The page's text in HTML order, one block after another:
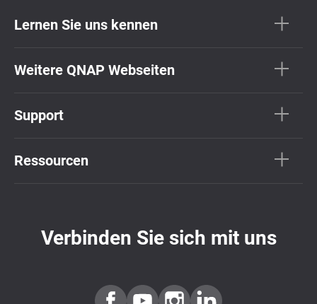
Lernen Sie uns kennen
Weitere QNAP Webseiten
Support
Ressourcen
Verbinden Sie sich mit uns